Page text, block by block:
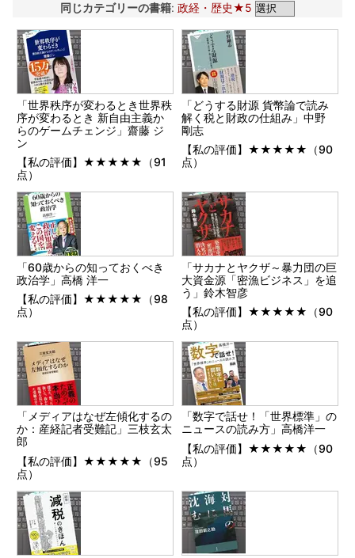
同じカテゴリーの書籍: 政経・歴史★5
「世界秩序が変わるとき世界秩
序が変わるとき 新自由主義か
らのゲームチェンジ」齋藤 ジ
ン
【私の評価】★★★★★（91
点）
「どうする財源 貨幣論で読み
解く税と財政の仕組み」中野
剛志
【私の評価】★★★★★（90
点）
「60歳からの知っておくべき
政治学」高橋 洋一
【私の評価】★★★★★（98
点）
「サカナとヤクザ～暴力団の巨
大資金源「密漁ビジネス」を追
う」鈴木智彦
【私の評価】★★★★★（90
点）
「メディアはなぜ左傾化するの
か：産経記者受難記」三枝玄太
郎
【私の評価】★★★★★（95
点）
「数字で話せ！「世界標準」の
ニュースの読み方」高橋洋一
【私の評価】★★★★★（90
点）